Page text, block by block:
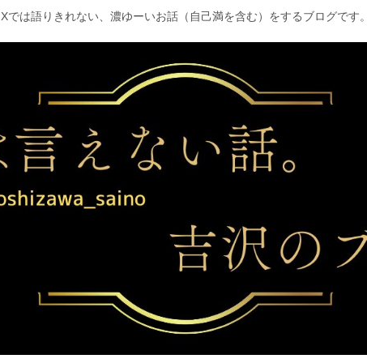
Xでは語りきれない、濃ゆーいお話（自己満を含む）をするブログです